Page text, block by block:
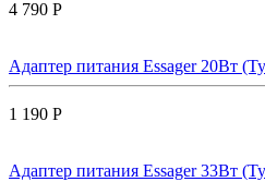
4 790 Р
Адаптер питания Essager 20Вт
1 190 Р
Адаптер питания Essager 33Вт